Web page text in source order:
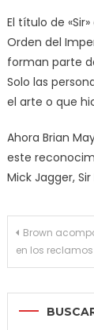
El título de
Orden del
forman parte
Solo las
el arte o que
Ahora Brian
este
Mick Jagger,
de
Brown
en los reclamos